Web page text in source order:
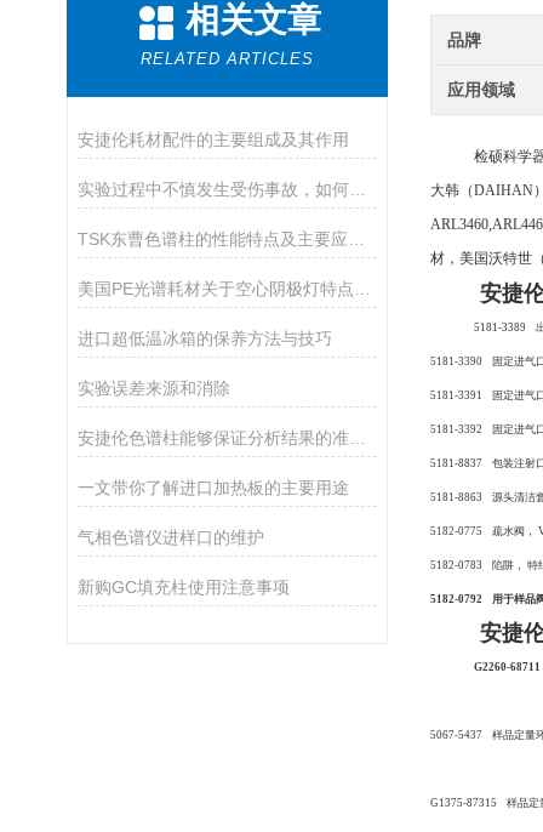
相关文章
RELATED ARTICLES
安捷伦耗材配件的主要组成及其作用
实验过程中不慎发生受伤事故，如何急救
进口超低温冰箱的保养方法与技巧
实验误差来源和消除
安捷伦色谱柱能够保证分析结果的准确性和可靠性
一文带你了解进口加热板的主要用途
气相色谱仪进样口的维护
新购GC填充柱使用注意事项
品牌
应用领域
检硕科学
大韩（DAIHAN
材，美国沃特世
安捷
5181-3389
5181-3390 固定进气
5181-3391 固定进气
5181-3392 固定进气
5181-8837 包装注射
5181-8863 源头清洁
5182-0775 疏水阀，
5182-0783 陷阱， 特
5182-0792 用于样品
安捷
G2260-
5067-5437 样品定量
G1375-87315 样品定